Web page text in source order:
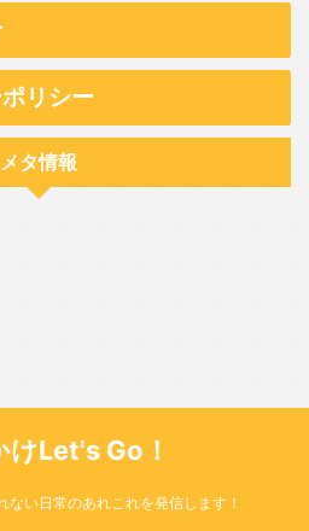
リシー
メタ情報
ない日常のあれこれを発信します！